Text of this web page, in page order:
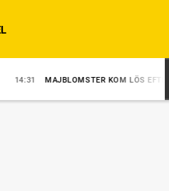
MAJBLOMSTER KOM LÖS EFTER SEGERN